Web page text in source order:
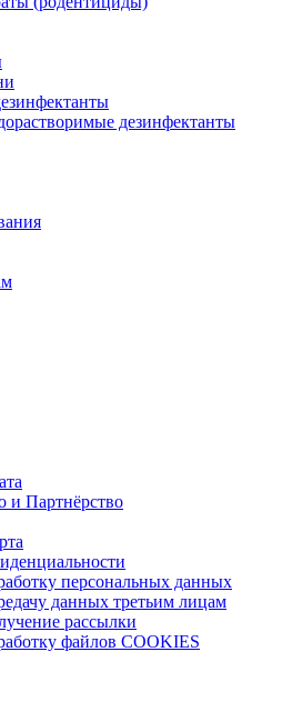
дезинфектанты
и Партнёрство
персональных данных
данных третьим лицам
рассылки
файлов COOKIES